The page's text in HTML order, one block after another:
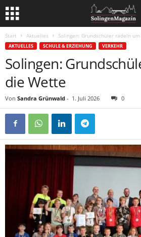
Start Aktuelles Solingen: Grundschüler radeln
AKTUELLES SCHULE & ERZIEHUNG VERKEHR
Solingen:
die Wette
Von Sandra Grünwald - 1. Juli 2026 0